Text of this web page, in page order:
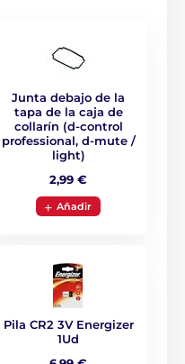
un aviso acústico y
como
establecer5 modos
corrección del ladrido.
un pulso en los niveles
pulso gradualmente
también tiene
Junta debajo de la
tapa de la caja de
collarín (d-control
professional, d-mute /
light)
2,99 €
Aňadir
Pila CR2 3V Energizer
1Ud